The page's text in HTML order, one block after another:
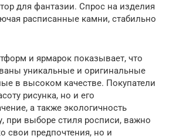
для фантазии. Спрос на изделия
расписанные камни, стабильно
и ярмарок показывает, что
уникальные и оригинальные
в высоком качестве. Покупатели
рисунка, но и его
а также экологичность
при выборе стиля росписи, важно
свои предпочтения, но и